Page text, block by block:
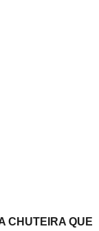
CHUTEIRA QUE